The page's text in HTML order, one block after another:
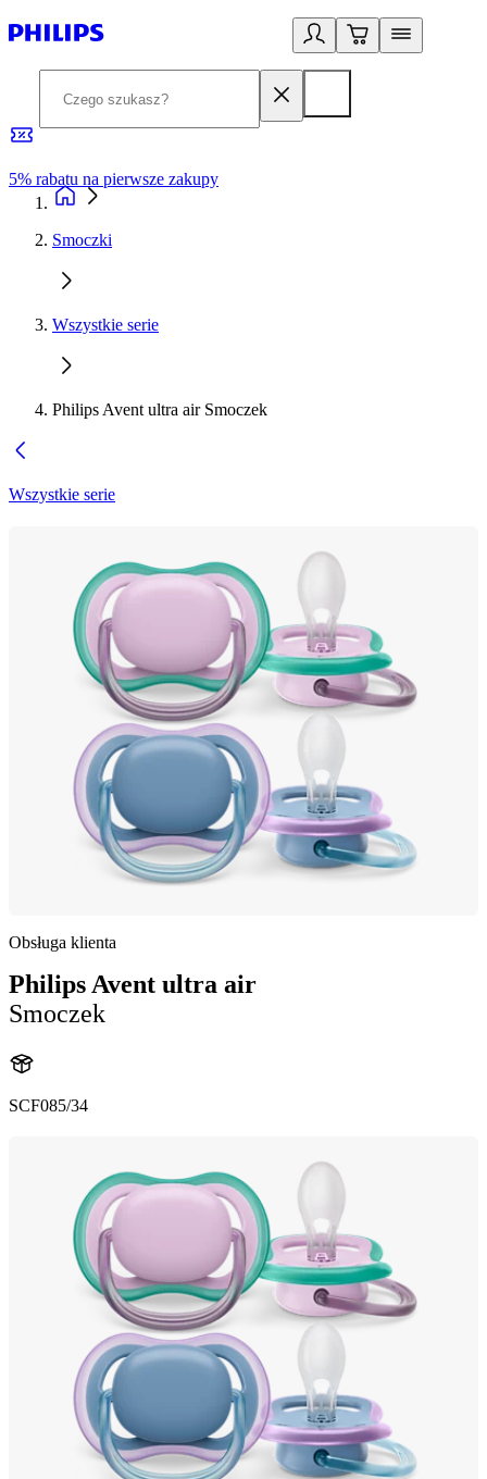
5% rabatu na pierwsze zakupy
Smoczki
Wszystkie serie
Philips Avent ultra air Smoczek
Wszystkie serie
Obsługa klienta
Philips Avent ultra air
Smoczek
SCF085/34